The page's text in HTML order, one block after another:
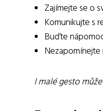
Zajímejte se o
Komunikujte s
Buďte
I malé gesto